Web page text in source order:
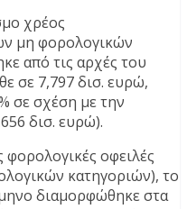
χρέος
μη φορολογικών
από τις αρχές του
σε 7,797 δισ. ευρώ,
σε σχέση με την
δισ. ευρώ).
φορολογικές οφειλές
κατηγοριών), το
διαμορφώθηκε στα